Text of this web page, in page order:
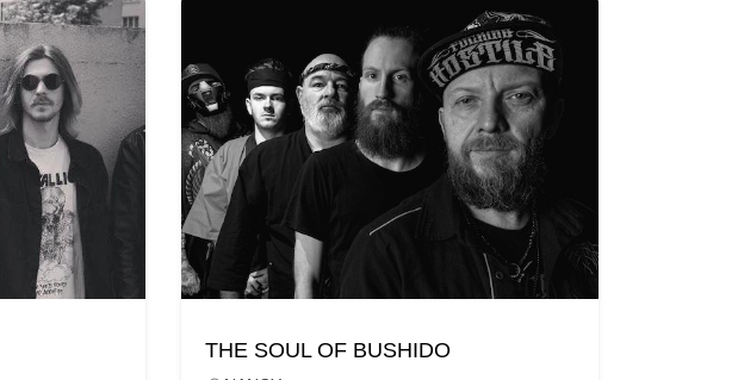
THE SOUL OF BUSHIDO